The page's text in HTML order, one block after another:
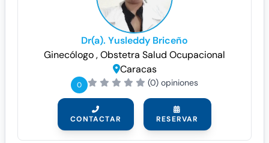
Dr(a). Yusleddy Briceño
Ginecólogo, Obstetra Salud Ocupacional
Caracas
0 (0) opiniones
CONTACTAR RESERVAR